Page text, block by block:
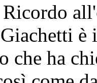
Ricordo
è
che ha